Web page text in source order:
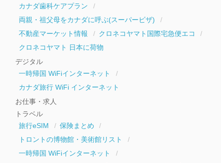
カナダ歯科ケアプラン
両親・祖父母をカナダに呼ぶ(スーパービザ)
不動産マーケット情報
クロネコヤマト国際宅急便エコ
クロネコヤマト 日本に荷物
デジタル
一時帰国 WiFiインターネット
カナダ旅行 WiFi インターネット
お仕事・求人
トラベル
旅行eSIM
保険まとめ
トロントの博物館・美術館リスト
一時帰国 WiFiインターネット